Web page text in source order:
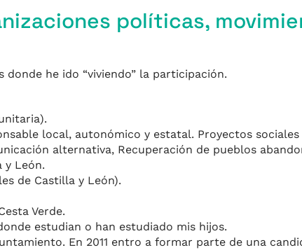
políticas,
donde he ido “viviendo” la participación.
local, autonómico y estatal. Proyectos
alternativa, Recuperación de pueblos
y León.
de Castilla y León).
Verde.
estudian o han estudiado mis hijos.
En 2011 entro a formar parte de una